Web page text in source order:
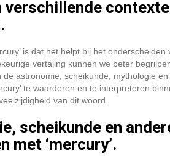
is dat het helpt bij het onderscheiden
vertaling kunnen we beter begrijpen
astronomie, scheikunde, mythologie
te waarderen en te interpreteren
van dit woord.
scheikunde en
met ‘mercury’.